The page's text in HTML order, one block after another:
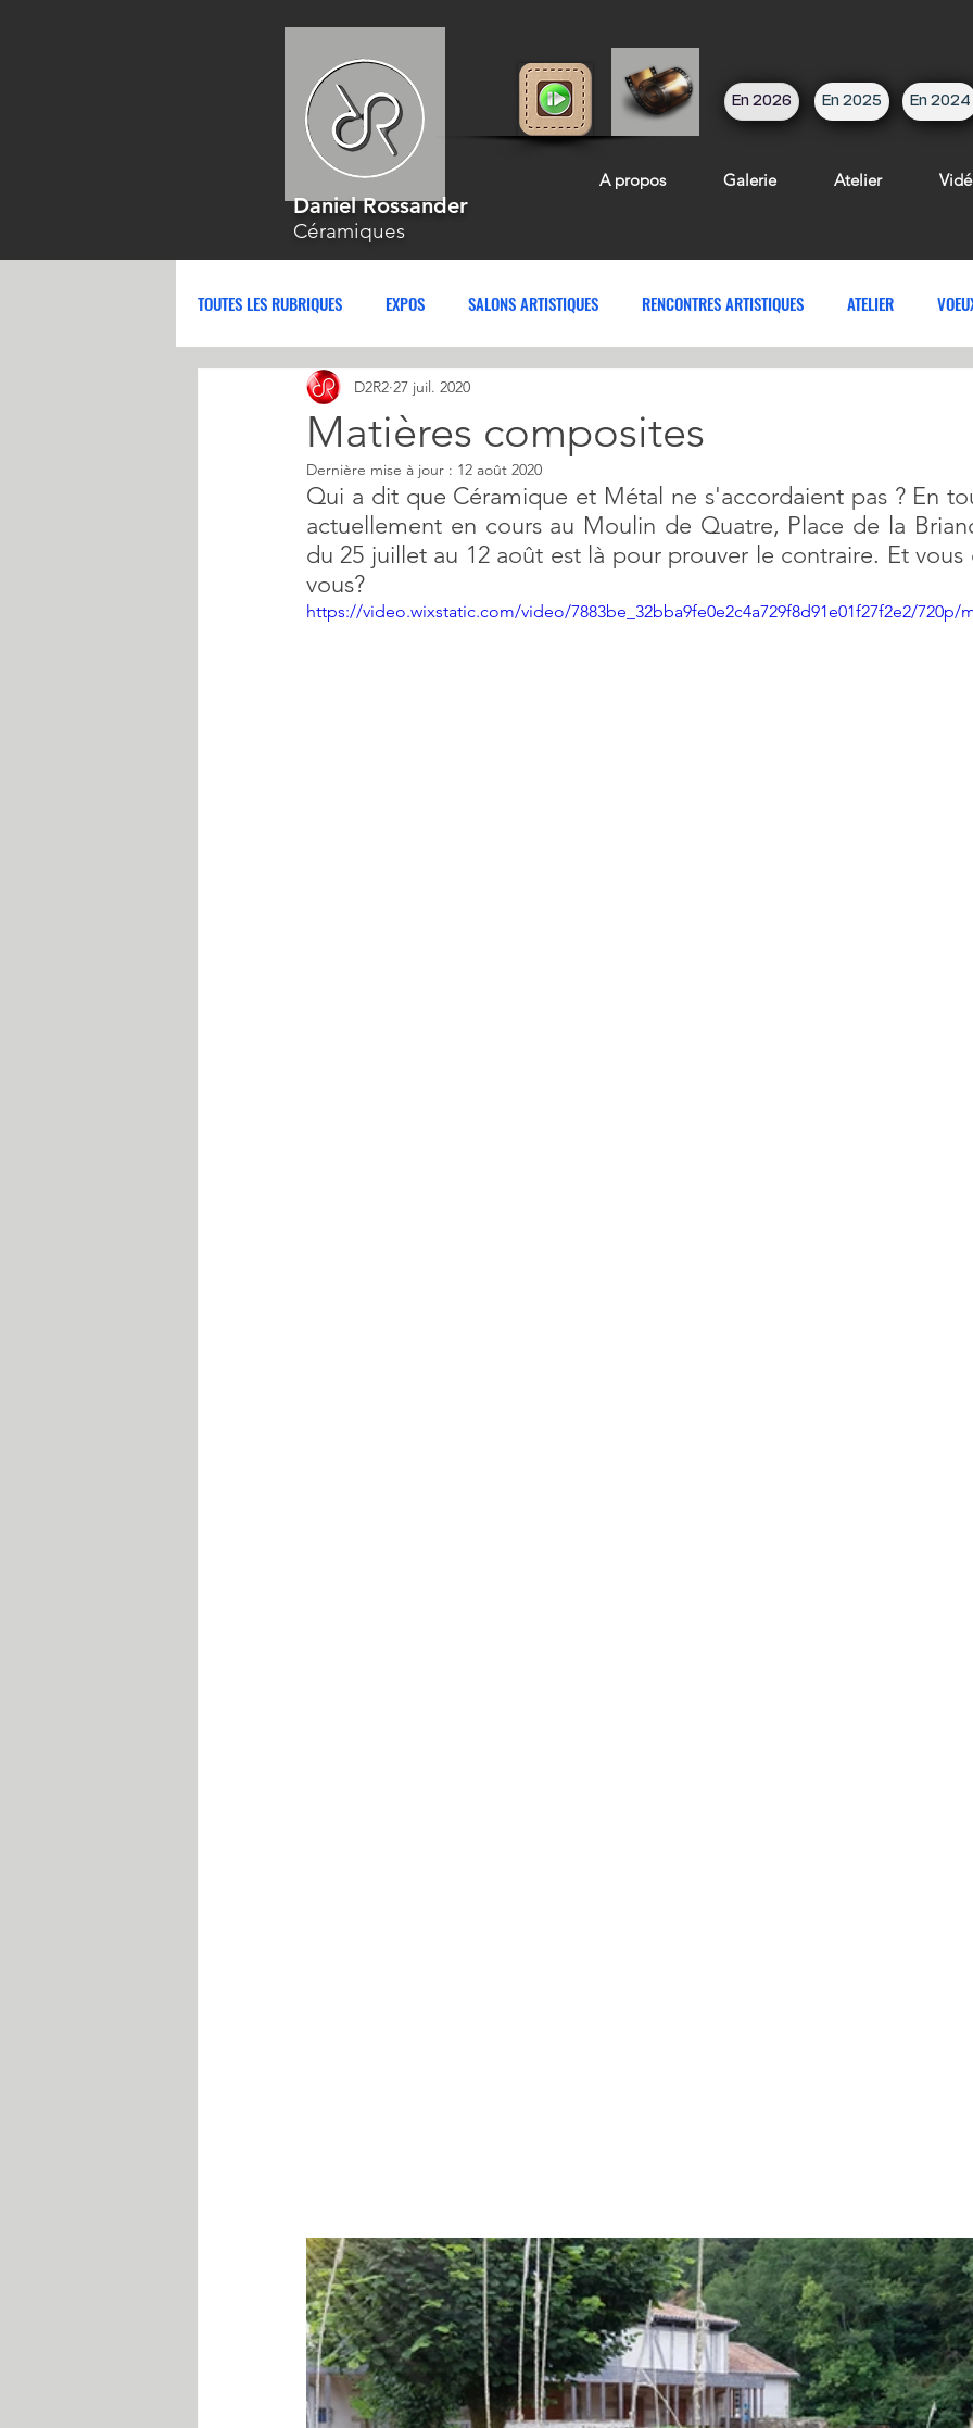
Daniel Rossander
Céramiques
En 2026 En 2025 En 2024
A propos Galerie Atelier
TOUTES LES RUBRIQUES EXPOS SALONS ARTISTIQUES RENCONTRES ARTISTIQUES ATELIER
Matières composites
D2R2 27 juil. 2020
Dernière mise à jour : 12 août 2020
Qui a dit que Céramique et Métal ne s'accordaient pas ? En
actuellement en cours au Moulin de Quatre, Place de la
du 25 juillet au 12 août est là pour prouver le contraire. Et vous
vous?
https://video.wixstatic.com/video/7883be_32bba9fe0e2c4a729f8d91e01f27f2e2/720p/